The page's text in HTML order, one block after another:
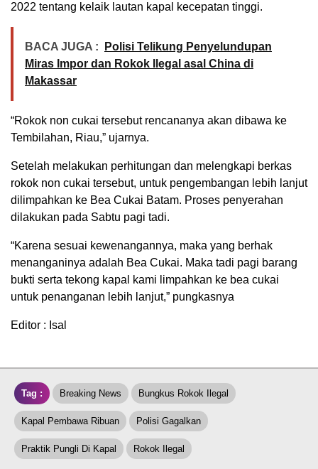
2022 tentang kelaik lautan kapal kecepatan tinggi.
BACA JUGA :
Polisi Telikung Penyelundupan
Miras Impor dan Rokok Ilegal asal China di
Makassar
“Rokok non cukai tersebut rencananya akan dibawa ke
Tembilahan, Riau,” ujarnya.
Setelah melakukan perhitungan dan melengkapi berkas
rokok non cukai tersebut, untuk pengembangan lebih lanjut
dilimpahkan ke Bea Cukai Batam. Proses penyerahan
dilakukan pada Sabtu pagi tadi.
“Karena sesuai kewenangannya, maka yang berhak
menanganinya adalah Bea Cukai. Maka tadi pagi barang
bukti serta tekong kapal kami limpahkan ke bea cukai
untuk penanganan lebih lanjut,” pungkasnya
Editor : Isal
Tag : Breaking News Bungkus Rokok Ilegal
Kapal Pembawa Ribuan Polisi Gagalkan
Praktik Pungli Di Kapal Rokok Ilegal